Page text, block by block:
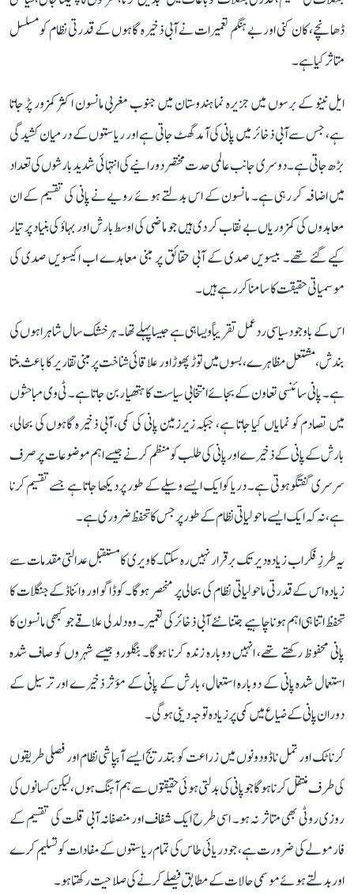
ڈھانچے، کان کنی اور بے ہنگم تعمیرات نے آبی ذخیرہ گاہوں کے قدرتی نظام کو مسلسل
متاثر کیا ہے۔
ایل نینو کے برسوں میں جزیرہ نما ہندوستان میں جنوب مغربی مانسون اکثر کمزور پڑ جاتا
ہے، جس سے آبی ذخائر میں پانی کی آمد گھٹ جاتی ہے اور ریاستوں کے درمیان کشیدگی
بڑھ جاتی ہے۔ دوسری جانب عالمی حدت مختصر دورانیے کی انتہائی شدید بارشوں کی تعداد
میں اضافہ کر رہی ہے۔ مانسون کے اس بدلتے ہوئے رویے نے پانی کی تقسیم کے ان
معاہدوں کی کمزوریاں بے نقاب کر دی ہیں جو ماضی کی اوسط بارش اور بہاؤ کی بنیاد پر تیار
کیے گئے تھے۔ بیسویں صدی کے آبی حقائق پر مبنی معاہدے اب اکیسویں صدی کی
موسمیاتی حقیقت کا سامنا کر رہے ہیں۔
اس کے باوجود سیاسی ردعمل تقریباً ویسا ہی ہے جیسا پہلے تھا۔ ہر خشک سال شاہراہوں کی
بندش، مشتعل مظاہرے، بسوں میں توڑ پھوڑ اور علاقائی شناخت پر مبنی تقاریر کا باعث بنتا
ہے۔ پانی سائنسی تعاون کے بجائے انتخابی سیاست کا ہتھیار بن جاتا ہے۔ ٹی وی مباحثوں
میں تصادم کو نمایاں کیا جاتا ہے، جبکہ زیرزمین پانی کی کمی، آبی ذخیرہ گاہوں کی بحالی،
بارش کے پانی کے ذخیرے اور پانی کی طلب کو منظم کرنے جیسے اہم موضوعات پر صرف
سرسری گفتگو ہوتی ہے۔ دریا کو ایک ایسے وسیلے کے طور پر دیکھا جاتا ہے جسے تقسیم کرنا
ہے، نہ کہ ایک ایسے ماحولیاتی نظام کے طور پر جس کا تحفظ ضروری ہے۔
یہ طرزِ فکر اب زیادہ دیر تک برقرار نہیں رہ سکتا۔ کاویری کا مستقبل عدالتی مقدمات سے
زیادہ اس کے قدرتی ماحولیاتی نظام کی بحالی پر منحصر ہوگا۔ کوڈاگو اور وائناڈ کے جنگلات کا
تحفظ اتنا ہی اہم ہونا چاہیے جتنا نئے آبی ذخائر کی تعمیر۔ وہ دلدلی علاقے جو کبھی مانسون کا
پانی محفوظ رکھتے تھے، انہیں دوبارہ زندہ کرنا ہوگا۔ بنگلورو جیسے شہروں کو صاف شدہ
استعمال شدہ پانی کے دوبارہ استعمال، بارش کے پانی کے مؤثر ذخیرے اور ترسیل کے
دوران پانی کے ضیاع میں کمی پر زیادہ توجہ دینی ہوگی۔
کرناٹک اور تمل ناڈو دونوں میں زراعت کو بتدریج ایسے آبپاشی نظام اور فصلی طریقوں
کی طرف منتقل کرنا ہوگا جو پانی کی بدلتی ہوئی حقیقتوں سے ہم آہنگ ہوں، لیکن کسانوں کی
روزی روٹی بھی متاثر نہ ہو۔ اسی طرح ایک شفاف اور منصفانہ آبی قلت کی تقسیم کے
فارمولے کی ضرورت ہے، جو دریائی طاس کی تمام ریاستوں کے مفادات کو تسلیم کرے
اور بدلتے ہوئے موسمی حالات کے مطابق فیصلے کرنے کی صلاحیت رکھتا ہو۔